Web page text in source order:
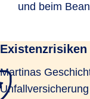
und beim
Martinas